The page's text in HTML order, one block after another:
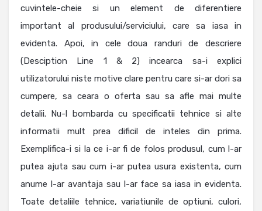
cuvintele-cheie si un element de diferentiere
important al produsului/serviciului, care sa iasa in
evidenta. Apoi, in cele doua randuri de descriere
(Desciption Line 1 & 2) incearca sa-i explici
utilizatorului niste motive clare pentru care si-ar dori sa
cumpere, sa ceara o oferta sau sa afle mai multe
detalii. Nu-l bombarda cu specificatii tehnice si alte
informatii mult prea dificil de inteles din prima.
Exemplifica-i si la ce i-ar fi de folos produsul, cum l-ar
putea ajuta sau cum i-ar putea usura existenta, cum
anume l-ar avantaja sau l-ar face sa iasa in evidenta.
Toate detaliile tehnice, variatiunile de optiuni, culori,